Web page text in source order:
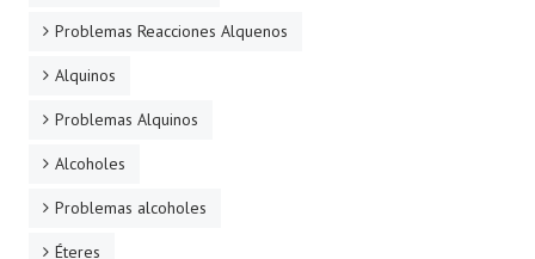
Problemas Reacciones Alquenos
Alquinos
Problemas Alquinos
Alcoholes
Problemas alcoholes
Éteres